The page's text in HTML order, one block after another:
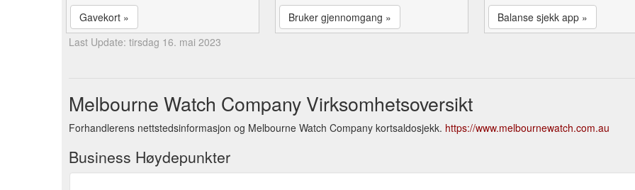
Gavekort » Bruker gjennomgang »
Balanse sjekk app »
Last Update: tirsdag 16. mai 2023
Melbourne Watch Company Virksomhetsoversikt
Forhandlerens nettstedsinformasjon og Melbourne Watch Company kortsaldosjekk. https://www.melbournewatch.com.au
Business Høydepunkter